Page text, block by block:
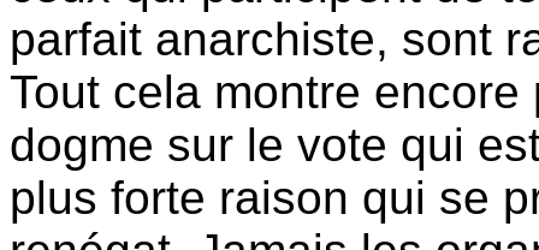
parfait anarchiste, sont
Tout cela montre
dogme sur le vote qui
plus forte raison qui se